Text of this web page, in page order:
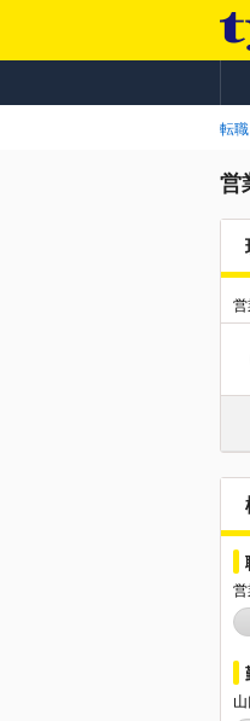
転
営
営